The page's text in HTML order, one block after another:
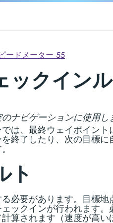
ードメーター 55
ックイン
ナビゲーションに使用し
は、最終ウェイポイン
終了したり、次の目標
ト
必要があります。目標
ックインが行われます
算されます（速度が高い